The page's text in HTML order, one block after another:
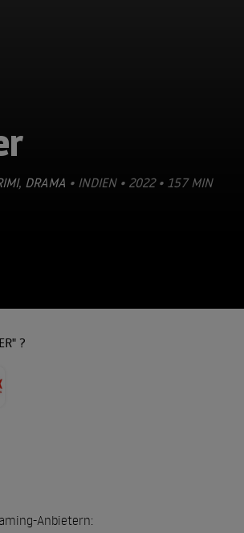
, DRAMA • INDIEN • 2022 • 157 MIN
?
Anbietern: